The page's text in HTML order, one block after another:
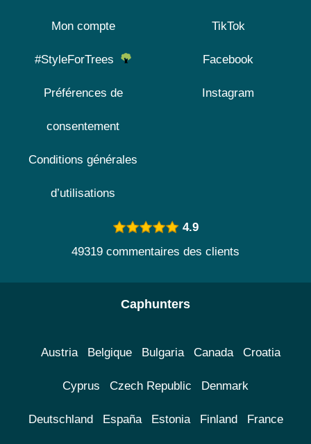
Mon compte
#StyleForTrees
Préférences de
consentement
Conditions générales
d’utilisations
TikTok
Facebook
Instagram
4.9
49319 commentaires des clients
Caphunters
Austria Belgique Bulgaria Canada Croatia
Cyprus Czech Republic Denmark
Deutschland España Estonia Finland France